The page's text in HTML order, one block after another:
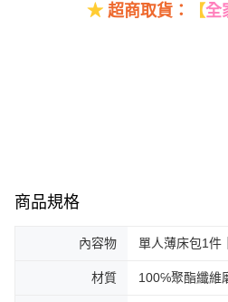
★ 超商取貨： 【全
商品規格
內容物 單人薄床包1件
材質 100℅聚酯纖維